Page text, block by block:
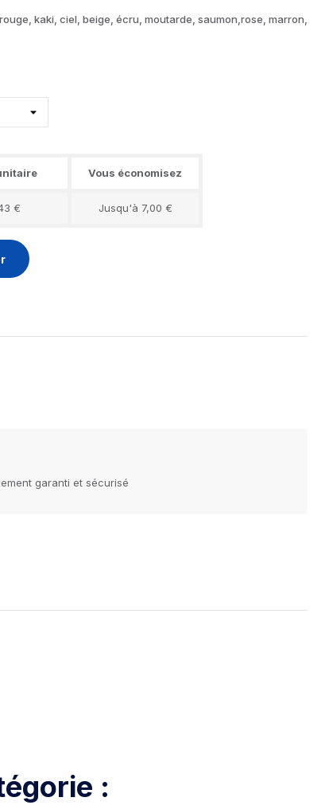
kaki, ciel, beige, écru, moutarde, saumon,rose, marron,
Vous économisez
€ Jusqu'à 7,00 €
garanti et sécurisé
: